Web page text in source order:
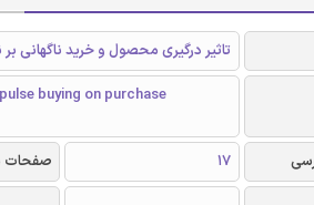
تاثیر درگیری محصول و خرید ناگهانی
buying on purchase
17 صفحات